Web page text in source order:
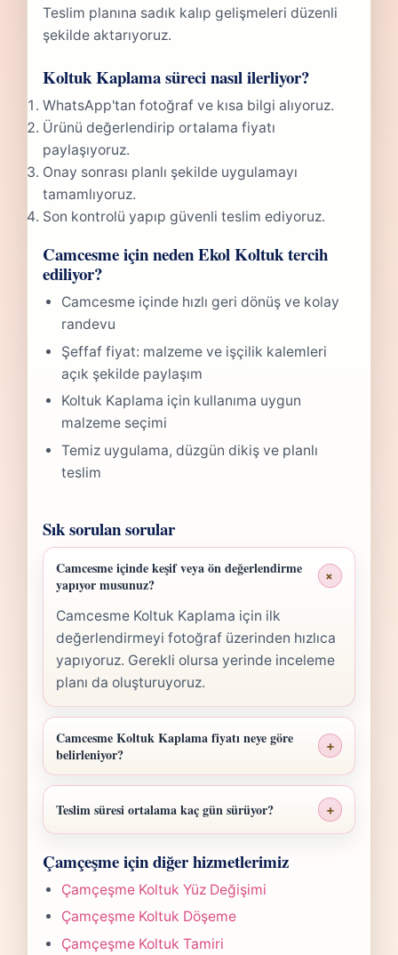
Teslim planına sadık kalıp gelişmeleri düzenli
şekilde aktarıyoruz.
Koltuk Kaplama süreci nasıl ilerliyor?
WhatsApp'tan fotoğraf ve kısa bilgi alıyoruz.
Ürünü değerlendirip ortalama fiyatı
paylaşıyoruz.
Onay sonrası planlı şekilde uygulamayı
tamamlıyoruz.
Son kontrolü yapıp güvenli teslim ediyoruz.
Camcesme için neden Ekol Koltuk tercih
ediliyor?
Camcesme içinde hızlı geri dönüş ve kolay
randevu
Şeffaf fiyat: malzeme ve işçilik kalemleri
açık şekilde paylaşım
Koltuk Kaplama için kullanıma uygun
malzeme seçimi
Temiz uygulama, düzgün dikiş ve planlı
teslim
Sık sorulan sorular
Camcesme içinde keşif veya ön değerlendirme
yapıyor musunuz?
+
Camcesme Koltuk Kaplama için ilk
değerlendirmeyi fotoğraf üzerinden hızlıca
yapıyoruz. Gerekli olursa yerinde inceleme
planı da oluşturuyoruz.
Camcesme Koltuk Kaplama fiyatı neye göre
belirleniyor?
+
Camcesme Koltuk Kaplama fiyatı; ölçü,
malzeme sınıfı, işçilik yoğunluğu ve teslim
planına göre belirlenir. Fotoğraf
gönderdiğinizde hızlıca anlaşılır bir aralık
paylaşırız.
Teslim süresi ortalama kaç gün sürüyor? +
yapılan işlemin kapsamına göre değişir.
Çoğu projede 5-7 iş günü hedefiyle çalışır,
olası değişikliği önceden bildiririz.
Çamçeşme için diğer hizmetlerimiz
Çamçeşme Koltuk Yüz Değişimi
Çamçeşme Koltuk Döşeme
Çamçeşme Koltuk Tamiri